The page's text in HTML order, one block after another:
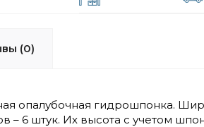
(0)
опалубочная гидрошпонка.
– 6 штук. Их высота с учетом